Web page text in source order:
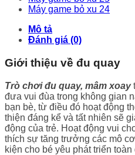
Máy game bỏ xu 24
Mô tả
Đánh giá (0)
Giới thiệu về đu quay
Trò chơi đu quay, mâm xoay
đưa vui đùa trong không gian
bạn bè, từ điều đó hoạt động
thiện đáng kể và tất nhiên sẽ
động của trẻ. Hoạt động vui
thích sự tăng trưởng các mô
kiện cho bé yêu phát triển toàn